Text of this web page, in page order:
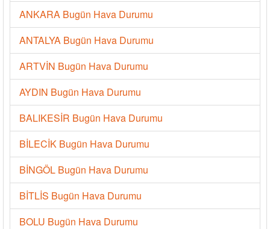
ANKARA Bugün Hava Durumu
ANTALYA Bugün Hava Durumu
ARTVİN Bugün Hava Durumu
AYDIN Bugün Hava Durumu
BALIKESİR Bugün Hava Durumu
BİLECİK Bugün Hava Durumu
BİNGÖL Bugün Hava Durumu
BİTLİS Bugün Hava Durumu
BOLU Bugün Hava Durumu